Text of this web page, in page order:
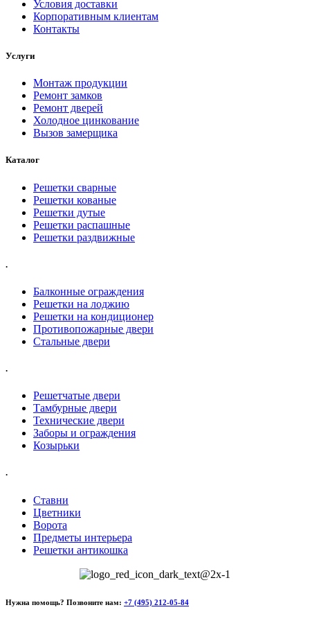
Условия доставки
Корпоративным клиентам
Контакты
Услуги
Монтаж продукции
Ремонт замков
Ремонт дверей
Холодное цинкование
Вызов замерщика
Каталог
Решетки сварные
Решетки кованые
Решетки дутые
Решетки распашные
Решетки раздвижные
.
Балконные ограждения
Решетки на лоджию
Решетки на кондиционер
Противопожарные двери
Стальные двери
.
Решетчатые двери
Тамбурные двери
Технические двери
Заборы и ограждения
Козырьки
.
Ставни
Цветники
Ворота
Предметы интерьера
Решетки антикошка
Нужна помощь? Позвоните нам: +7 (495) 212-05-84